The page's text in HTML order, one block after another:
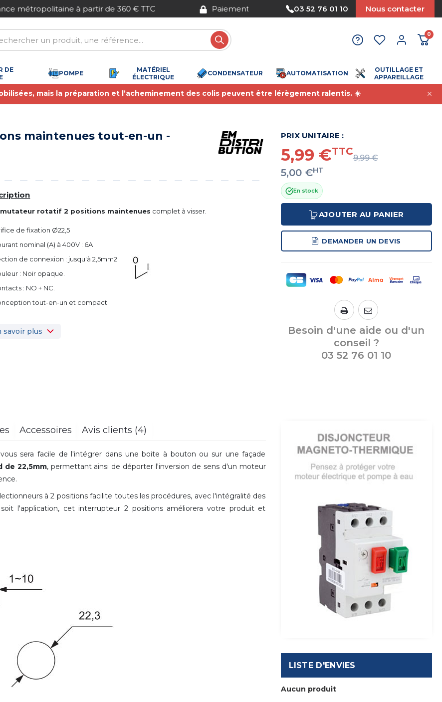
Paiement sécurisé Nous acceptons le paiement par
03 52 76 01 10 Nous contacter
0
DE
POMPE
MATÉRIEL
ÉLECTRIQUE
CONDENSATEUR AUTOMATISATION
OUTILLAGE ET
APPAREILLAGE
mais la préparation et l’acheminement des colis peuvent être lérègement ralentis. ☀️
maintenues tout-en-un -
rotatif 2 positions maintenues complet à visser.
de fixation Ø22,5
nominal (A) à 400V : 6A
de connexion : jusqu'à 2,5mm2
: Noir opaque.
: NO + NC.
tout-en-un et compact.
savoir plus
PRIX UNITAIRE :
5,99 €TTC
9,99 €
5,00 €HT
En stock
AJOUTER AU PANIER
DEMANDER UN DEVIS
Besoin d'une aide ou d'un
conseil ?
03 52 76 01 10
Accessoires Avis clients (4)
sera facile de l'intégrer dans une boite à bouton ou sur une façade
de 22,5mm, permettant ainsi de déporter l'inversion de sens d'un moteur
à 2 positions facilite toutes les procédures, avec l'intégralité des
l'application, cet interrupteur 2 positions améliorera votre produit et
LISTE D'ENVIES
Aucun produit